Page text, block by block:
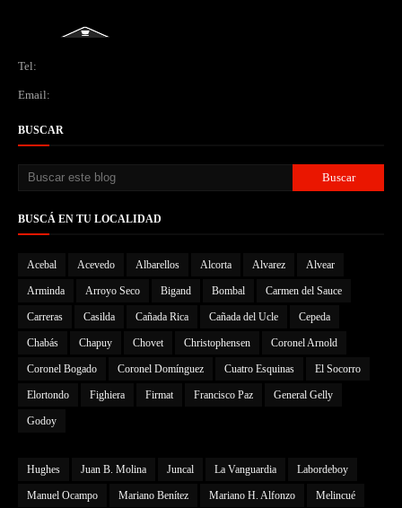
Tel:
Email:
BUSCAR
BUSCÁ EN TU LOCALIDAD
Acebal Acevedo Albarellos Alcorta Alvarez Alvear
Arminda Arroyo Seco Bigand Bombal Carmen del Sauce
Carreras Casilda Cañada Rica Cañada del Ucle Cepeda
Chabás Chapuy Chovet Christophensen Coronel Arnold
Coronel Bogado Coronel Domínguez Cuatro Esquinas El Socorro
Elortondo Fighiera Firmat Francisco Paz General Gelly
Godoy
Hughes Juan B. Molina Juncal La Vanguardia Labordeboy
Manuel Ocampo Mariano Benítez Mariano H. Alfonzo Melincué